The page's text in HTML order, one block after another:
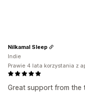
Great support from the
Nilkamal Sleep
Indie
Prawie 4 lata korzystania z